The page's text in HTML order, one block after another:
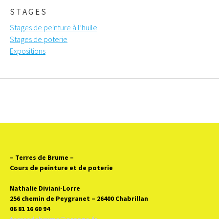
STAGES
Stages de peinture à l’huile
Stages de poterie
Expositions
– Terres de Brume –
Cours de peinture et de poterie
Nathalie Diviani-Lorre
256 chemin de Peygranet – 26400 Chabrillan
06 81 16 60 94